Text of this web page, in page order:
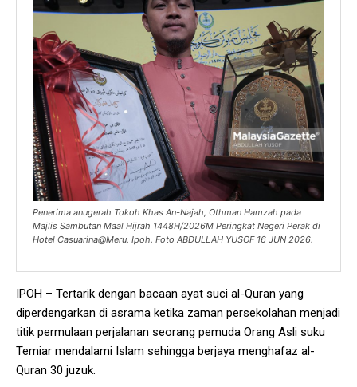
Penerima anugerah Tokoh Khas An-Najah, Othman Hamzah pada
Majlis Sambutan Maal Hijrah 1448H/2026M Peringkat Negeri Perak di
Hotel Casuarina@Meru, Ipoh. Foto ABDULLAH YUSOF 16 JUN 2026.
IPOH – Tertarik dengan bacaan ayat suci al-Quran yang
diperdengarkan di asrama ketika zaman persekolahan menjadi
titik permulaan perjalanan seorang pemuda Orang Asli suku
Temiar mendalami Islam sehingga berjaya menghafaz al-
Quran 30 juzuk.